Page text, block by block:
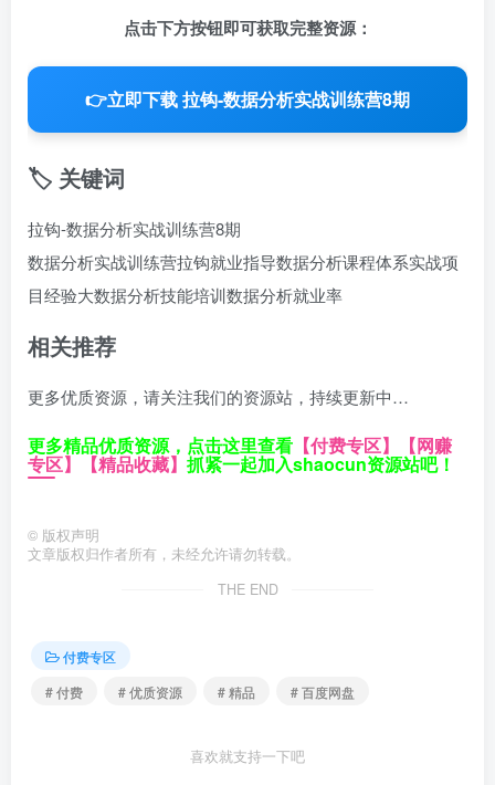
点击下方按钮即可获取完整资源：
👉立即下载 拉钩-数据分析实战训练营8期
🏷️ 关键词
拉钩-数据分析实战训练营8期
数据分析实战训练营拉钩就业指导数据分析课程体系实战项
目经验大数据分析技能培训数据分析就业率
相关推荐
更多优质资源，请关注我们的资源站，持续更新中…
更多精品优质资源，点击这里查看 【付费专区】 【网赚
专区】 【精品收藏】 抓紧一起加入shaocun资源站吧！
© 版权声明
文章版权归作者所有，未经允许请勿转载。
THE END
付费专区
# 付费
# 优质资源 # 精品 # 百度网盘
喜欢就支持一下吧